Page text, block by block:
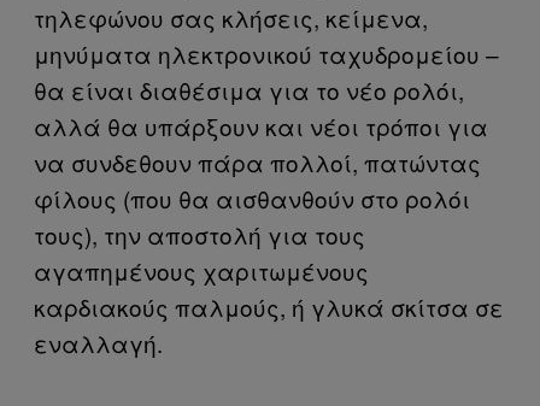
τηλεφώνου σας κλήσεις, κείμενα,
μηνύματα ηλεκτρονικού ταχυδρομείου –
θα είναι διαθέσιμα για το νέο ρολόι,
αλλά θα υπάρξουν και νέοι τρόποι για
να συνδεθουν πάρα πολλοί, πατώντας
φίλους (που θα αισθανθούν στο ρολόι
τους), την αποστολή για τους
αγαπημένους χαριτωμένους
καρδιακούς παλμούς, ή γλυκά σκίτσα σε
εναλλαγή.